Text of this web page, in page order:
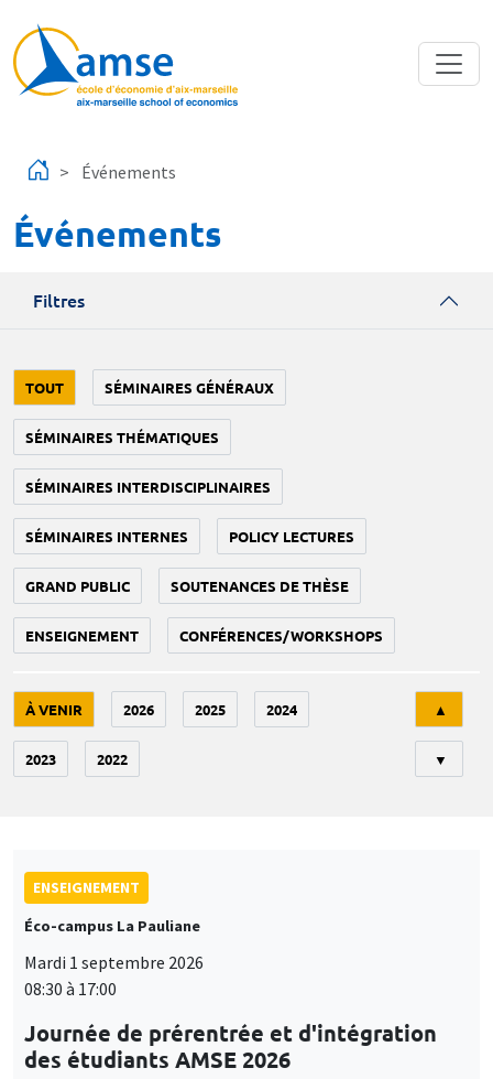
Événements
Événements
Filtres
TOUT SÉMINAIRES GÉNÉRAUX
SÉMINAIRES THÉMATIQUES
SÉMINAIRES INTERDISCIPLINAIRES
SÉMINAIRES INTERNES POLICY LECTURES
GRAND PUBLIC SOUTENANCES DE THÈSE
ENSEIGNEMENT CONFÉRENCES/WORKSHOPS
À VENIR 2026 2025 2024
2023 2022
▲
▼
ENSEIGNEMENT
Éco-campus La Pauliane
Mardi 1 septembre 2026
08:30 à 17:00
Journée de prérentrée et d'intégration
des étudiants AMSE 2026